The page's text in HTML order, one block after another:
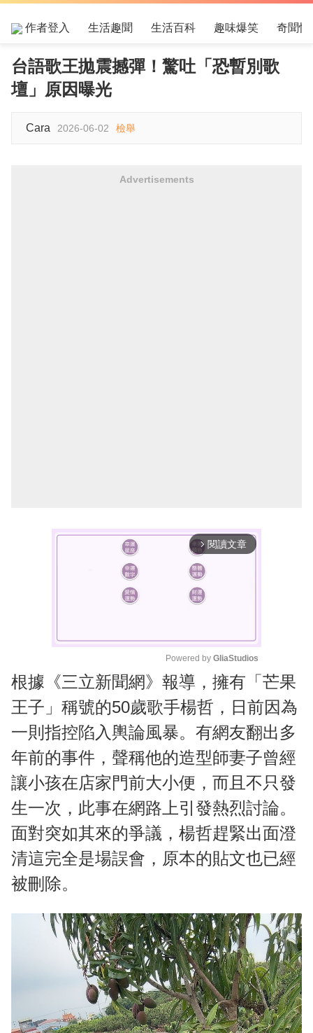
作者登入 生活趣聞 生活百科 趣味爆笑 奇聞怪
台語歌王拋震撼彈！驚吐「恐暫別歌
壇」原因曝光
Cara 2026-06-02 檢舉
Advertisements
arrow_forward_ios 閱讀文章
M
e
Powered by GliaStudios
根據《三立新聞網》報導，擁有「芒果
王子」稱號的50歲歌手楊哲，日前因為
一則指控陷入輿論風暴。有網友翻出多
年前的事件，聲稱他的造型師妻子曾經
讓小孩在店家門前大小便，而且不只發
生一次，此事在網路上引發熱烈討論。
面對突如其來的爭議，楊哲趕緊出面澄
清這完全是場誤會，原本的貼文也已經
被刪除。